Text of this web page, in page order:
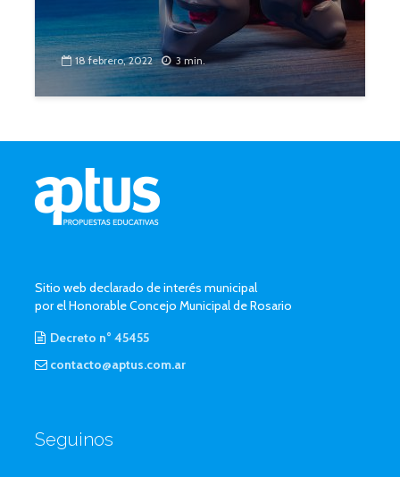
18 febrero, 2022 3 min.
Sitio web declarado de interés municipal
por el Honorable Concejo Municipal de Rosario
Decreto n° 45455
contacto@aptus.com.ar
Seguinos